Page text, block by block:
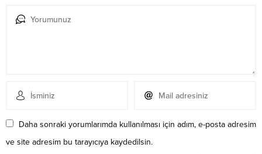
Daha sonraki yorumlarımda kullanılması için adım, e-posta adresim
ve site adresim bu tarayıcıya kaydedilsin.